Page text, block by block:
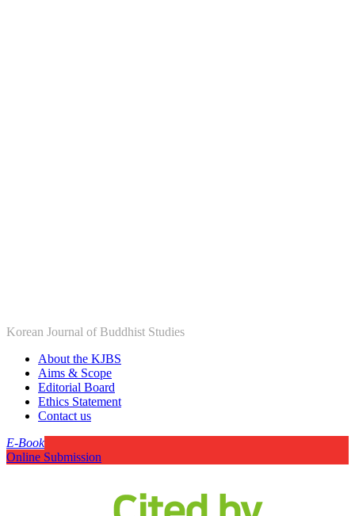
Korean Journal of Buddhist Studies
About the KJBS
Aims & Scope
Editorial Board
Ethics Statement
Contact us
E-Book
Online Submission